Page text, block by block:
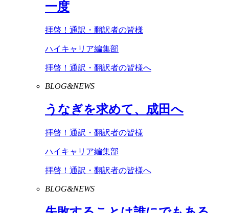
一度
拝啓！通訳・翻訳者の皆様
ハイキャリア編集部
拝啓！通訳・翻訳者の皆様へ
BLOG&NEWS
うなぎを求めて、成田へ
拝啓！通訳・翻訳者の皆様
ハイキャリア編集部
拝啓！通訳・翻訳者の皆様へ
BLOG&NEWS